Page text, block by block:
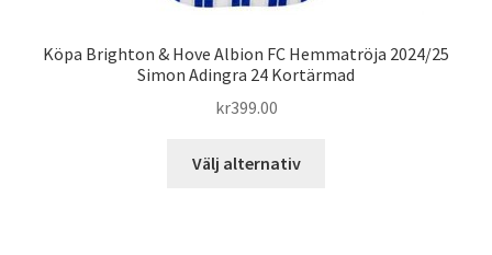
Köpa Brighton & Hove Albion FC Hemmatröja 2024/25
Simon Adingra 24 Kortärmad
kr399.00
Välj alternativ